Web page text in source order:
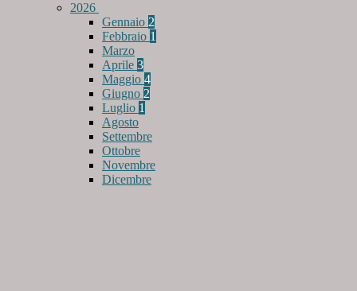
2026
Gennaio 2
Febbraio 1
Marzo
Aprile 3
Maggio 4
Giugno 2
Luglio 1
Agosto
Settembre
Ottobre
Novembre
Dicembre